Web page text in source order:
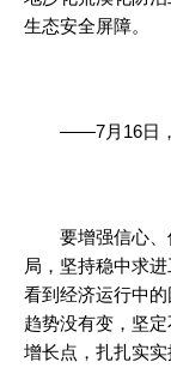
生态安全屏障。
——7月16日，
要增强信心、
局，坚持稳中求
看到经济运行中
趋势没有变，坚
增长点，扎扎实实